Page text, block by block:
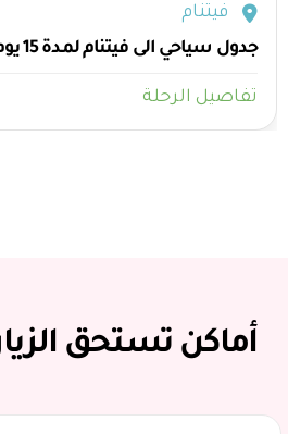
فيتنام
جدول سياحي الى فيتنام لمدة 15 يوم
تفاصيل الرحلة
أماكن تستحق